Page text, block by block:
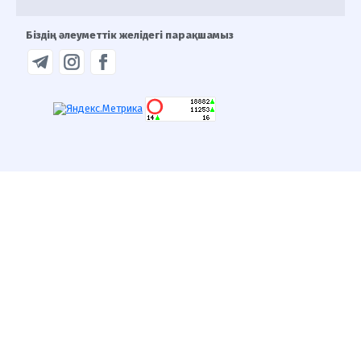
Біздің әлеуметтік желідегі парақшамыз